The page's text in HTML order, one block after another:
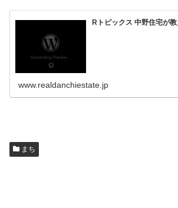
Rトピックス 中野住宅が
www.realdanchiestate.jp
まち